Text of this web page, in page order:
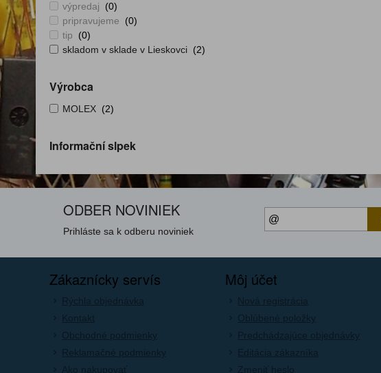
výpredaj
(0)
pripravujeme
(0)
tip
(0)
skladom v sklade v Lieskovci (2)
Výrobca
MOLEX (2)
Informační slpek
ODBER NOVINIEK
Prihláste sa k odberu noviniek
Zákaznícky servís
Rýchla objednávka
Kontakt
Obchodné podmienky
Reklamačné podmienky
Ako nakupovať
Môj účet
Nová registrácia
Oblúbené položky
Predchádzajúce objednávky
Editácia zákazníka
Zmeniť heslo